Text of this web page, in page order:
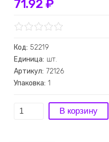
71.92 ₽
Код: 52219
Единица: шт.
Артикул: 72126
Упаковка: 1